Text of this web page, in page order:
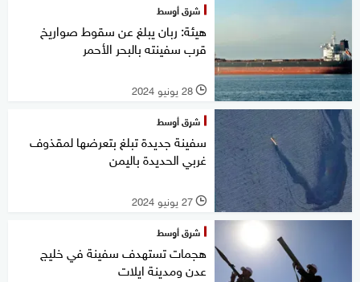
شرق أوسط
هيئة: ربان يبلغ عن سقوط صواريخ
قرب سفينته بالبحر الأحمر
l 28 يونيو 2024
شرق أوسط
سفينة جديدة تبلغ بتعرضها لمقذوف
غربي الحديدة باليمن
l 27 يونيو 2024
شرق أوسط
هجمات تستهدف سفينة في خليج
عدن ومدينة ايلات